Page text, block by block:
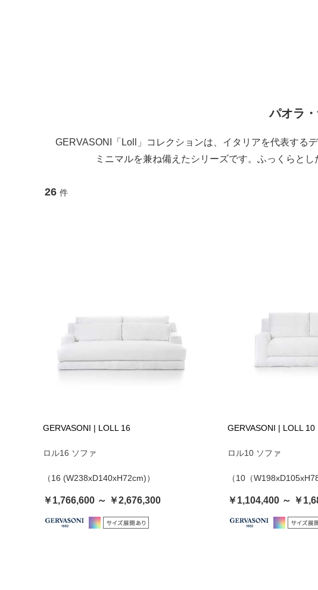
パオラ
GERVASONI「Loll」コレクションは、イタリアを代表する
ミニマルを兼ね備えたシリーズです。ふっくらと
26 件
GERVASONI | LOLL 16
ロル16 ソファ
（16 (W238xD140xH72cm)）
￥1,766,600 ～ ￥2,676,300
GERVASONI | LOLL 10
ロル10 ソファ
（10（
￥1,104,400 ～ ￥